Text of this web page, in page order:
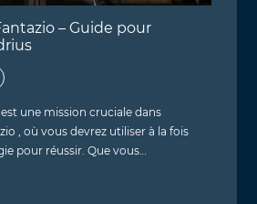
– Guide pour
une mission cruciale dans
, où vous devrez utiliser à la fois
pour réussir. Que vous…